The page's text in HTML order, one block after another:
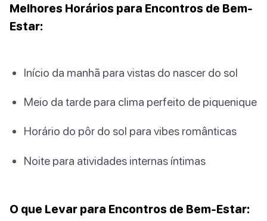
Melhores Horários para Encontros de Bem-
Estar:
Início da manhã para vistas do nascer do sol
Meio da tarde para clima perfeito de piquenique
Horário do pôr do sol para vibes românticas
Noite para atividades internas íntimas
O que Levar para Encontros de Bem-Estar: